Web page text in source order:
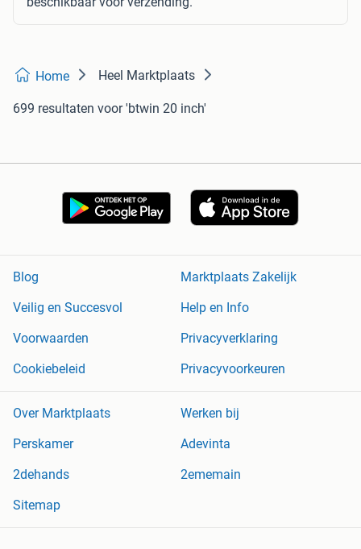
Home Heel Marktplaats
699 resultaten voor 'btwin 20 inch'
Blog
Marktplaats Zakelijk
Veilig en Succesvol
Help en Info
Voorwaarden
Privacyverklaring
Cookiebeleid
Privacyvoorkeuren
Over Marktplaats
Werken bij
Perskamer
Adevinta
2dehands
2ememain
Sitemap